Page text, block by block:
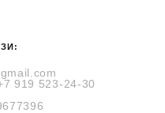
919 523-24-30